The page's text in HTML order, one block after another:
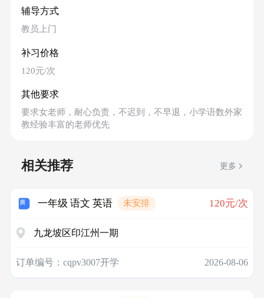
辅导方式
教员上门
补习价格
120元/次
其他要求
要求女老师，耐心负责，不迟到，不早退，小学语数外家
教经验丰富的老师优先
相关推荐 更多
一年级 语文 英语 未安排 120元/次
九龙坡区印江州一期
订单编号：cqpv3007开学 2026-08-06